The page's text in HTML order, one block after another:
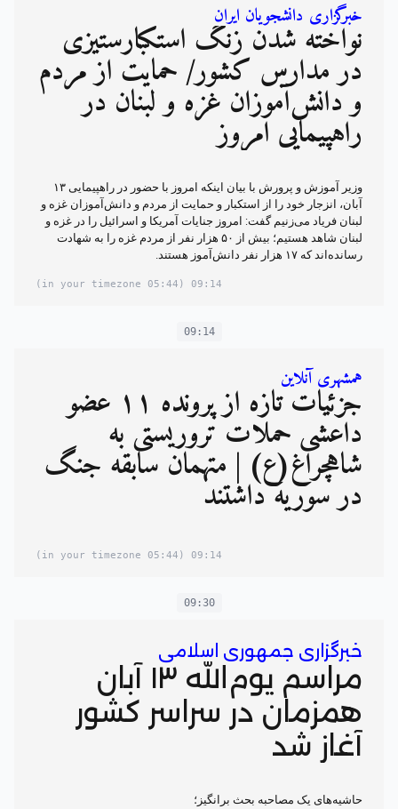
خبرگزاری دانشجویان ایران
نواخته شدن زنگ استکبارستیزی
در مدارس کشور/ حمایت از مردم
و دانش‌آموزان غزه و لبنان در
راهپیمایی امروز
وزیر آموزش و پرورش با بیان اینکه امروز با حضور در راهپیمایی ۱۳
آبان، انزجار خود را از استکبار و حمایت از مردم و دانش‌آموزان غزه و
لبنان فریاد می‌زنیم گفت: امروز جنایات آمریکا و اسرائیل را در غزه و
لبنان شاهد هستیم؛ بیش از ۵۰ هزار نفر از مردم غزه را به شهادت
رسانده‌اند که ۱۷ هزار نفر دانش‌آموز هستند.
09:14
(05:44 in your timezone)
09:14
همشهری آنلاین جزئیات تازه از پرونده ۱۱ عضو
داعشی حملات تروریستی به
شاهچراغ(ع) | متهمان سابقه جنگ
در سوریه داشتند
09:14
(05:44 in your timezone)
09:30
خبرگزاری جمهوری اسلامی
مراسم یوم‌الله ۱۳ آبان
همزمان در سراسر کشور
آغاز شد
حاشیه‌های یک مصاحبه بحث برانگیز؛